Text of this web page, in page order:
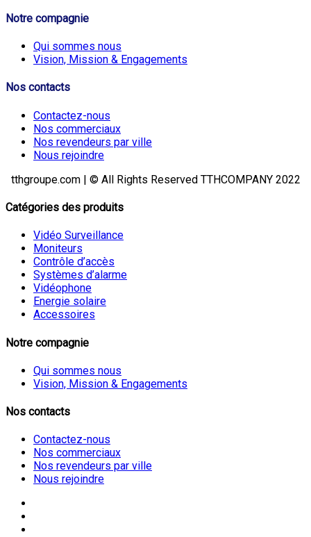
Notre compagnie
Qui sommes nous
Vision, Mission & Engagements
Nos contacts
Contactez-nous
Nos commerciaux
Nos revendeurs par ville
Nous rejoindre
tthgroupe.com | © All Rights Reserved TTHCOMPANY 2022
Catégories des produits
Vidéo Surveillance
Moniteurs
Contrôle d’accès
Systèmes d’alarme
Vidéophone
Energie solaire
Accessoires
Notre compagnie
Qui sommes nous
Vision, Mission & Engagements
Nos contacts
Contactez-nous
Nos commerciaux
Nos revendeurs par ville
Nous rejoindre